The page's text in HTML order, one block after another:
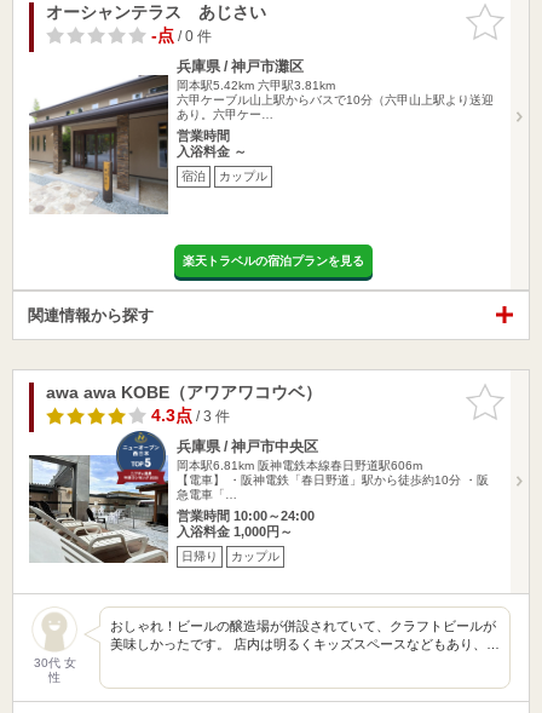
お気に入
りに追加
オーシャンテラス あじさい
-点/ 0 件
兵庫県 / 神戸市灘区
岡本駅5.42km 六甲駅3.81km
六甲ケーブル山上駅からバスで10分（六甲山上駅より送迎
あり。六甲ケー…
営業時間
入浴料金 ～
宿泊 カップル
楽天トラベルの宿泊プランを見る
関連情報から探す
お気に入
りに追加
awa awa KOBE（アワアワコウベ）
4.3点/ 3 件
兵庫県 / 神戸市中央区
岡本駅6.81km 阪神電鉄本線春日野道駅606m
【電車】 ・阪神電鉄「春日野道」駅から徒歩約10分 ・阪
急電車「…
営業時間 10:00～24:00
入浴料金 1,000円～
日帰り カップル
30代 女
性
おしゃれ！ビールの醸造場が併設されていて、クラフトビールが
美味しかったです。 店内は明るくキッズスペースなどもあり、…